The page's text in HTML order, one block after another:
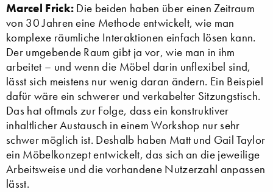
Marcel Frick: Die beiden haben über einen Zeitraum
von 30 Jahren eine Methode entwickelt, wie man
komplexe räumliche Interaktionen einfach lösen kann.
Der umgebende Raum gibt ja vor, wie man in ihm
arbeitet – und wenn die Möbel darin unflexibel sind,
lässt sich meistens nur wenig daran ändern. Ein Beispiel
dafür wäre ein schwerer und verkabelter Sitzungstisch.
Das hat oftmals zur Folge, dass ein konstruktiver
inhaltlicher Austausch in einem Workshop nur sehr
schwer möglich ist. Deshalb haben Matt und Gail Taylor
ein Möbelkonzept entwickelt, das sich an die jeweilige
Arbeitsweise und die vorhandene Nutzerzahl anpassen
lässt.